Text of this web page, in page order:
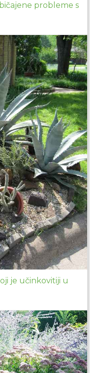
probleme s
je učinkovitiji u